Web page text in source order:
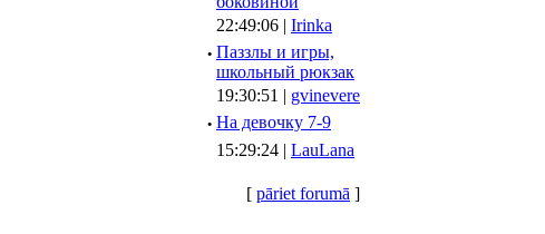
22:49:06 | Irinka
· Паззлы и игры,
школьный рюкзак
19:30:51 | gvinevere
· Hа девочку 7-9
15:29:24 | LauLana
[ pāriet forumā ]